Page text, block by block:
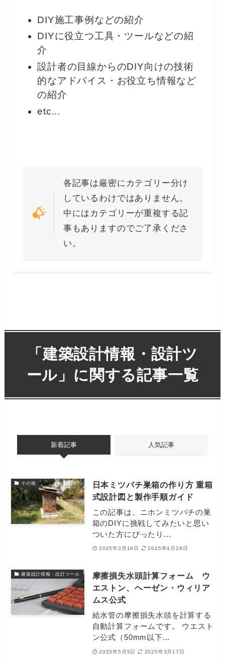
DIY施工事例などの紹介
DIYに役立つ工具・ツールなどの紹
介
設計者の目線からのDIY向けの技術
的なアドバイス・お役立ち情報など
の紹介
etc...
各記事は厳密にカテゴリー分け
しているわけではありません。
中にはカテゴリーが重複する記
事もありますのでご了承くださ
い。
「 建築設計情報・設計ツ
ール 」に関する記事一覧
新着記事 人気記事
その他
日本ミツバチ巣箱の作り方 重箱
式設計図と製作手順ガイド
この記事は、ニホンミツバチの巣
箱のDIYに挑戦してみたいと思い
ついた方にぴったり...
2025年3月16日 2025年4月28日
建築設計情報・設計ツール
摩擦損失水頭計算フォーム ウ
エストン、ヘーゼン・ウィリア
ムス公式
給水管の摩擦損失水頭を計算する
自動計算フォームです。 ウエスト
ン公式（50mm以下...
2023年5月5日 2025年3月17日